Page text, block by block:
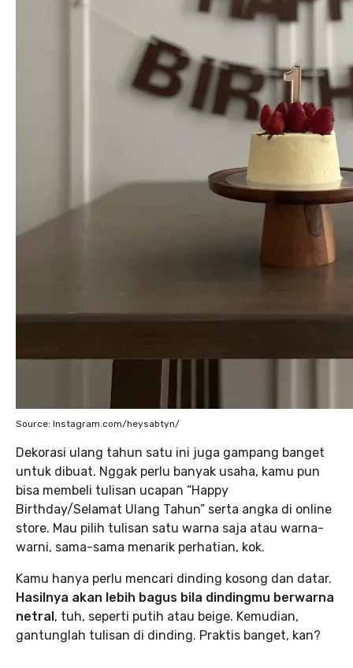
Source: Instagram.com/heysabtyn/
Dekorasi ulang tahun satu ini juga gampang banget
untuk dibuat. Nggak perlu banyak usaha, kamu pun
bisa membeli tulisan ucapan “Happy
Birthday/Selamat Ulang Tahun” serta angka di online
store. Mau pilih tulisan satu warna saja atau warna-
warni, sama-sama menarik perhatian, kok.
Kamu hanya perlu mencari dinding kosong dan datar.
Hasilnya akan lebih bagus bila dindingmu berwarna
netral, tuh, seperti putih atau beige. Kemudian,
gantunglah tulisan di dinding. Praktis banget, kan?